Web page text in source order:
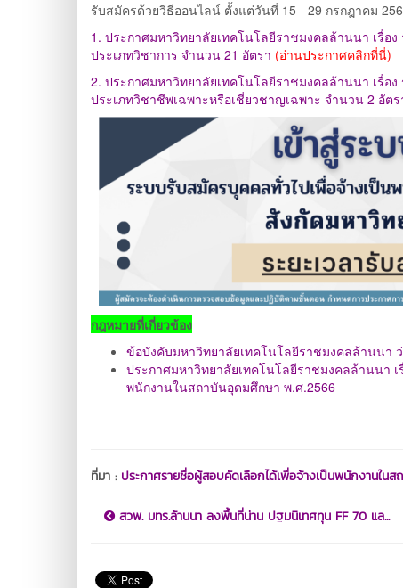
รับสมัครด้วยวิธีออนไลน์ ตั้งแต่วันที่ 15 - 29 กรกฎาคม
1. ประกาศมหาวิทยาลัยเทคโนโลยีราชมงคลล้านนา เรื่อ
ประเภทวิชาการ จำนวน 21 อัตรา (อ่านประกาศคลิกที่นี่)
2. ประกาศมหาวิทยาลัยเทคโนโลยีราชมงคลล้านนา เรื่อ
ประเภทวิชาชีพเฉพาะหรือเชี่ยวชาญเฉพาะ จำนวน 2 อัตร
กฎหมายที่เกี่ยวข้อง
ข้อบังคับมหาวิทยาลัยเทคโนโลยีราชมงคลล้านนา
ประกาศมหาวิทยาลัยเทคโนโลยีราชมงคลล้านนา
พนักงานในสถาบันอุดมศึกษา พ.ศ.2566
ที่มา : ประกาศรายชื่อผู้สอบคัดเลือกได้เพื่อจ้างเป็นพนักงานใน
สวพ. มทร.ล้านนา ลงพื้นที่น่าน ปฐมนิเทศทุน FF 70 แล...